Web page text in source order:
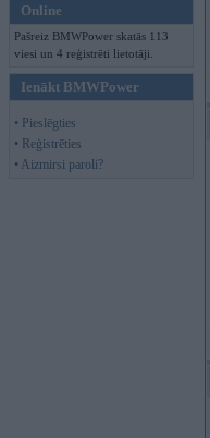
Online
Pašreiz BMWPower skatās 113
viesi un 4 reģistrēti lietotāji.
Ienākt BMWPower
• Pieslēgties
• Reģistrēties
• Aizmirsi paroli?